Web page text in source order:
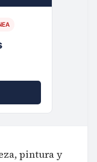
pintura y